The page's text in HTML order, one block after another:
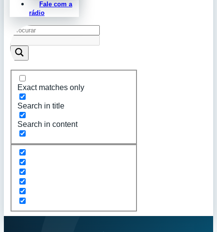
Fale com a
rádio
Exact matches only
Search in title
Search in content